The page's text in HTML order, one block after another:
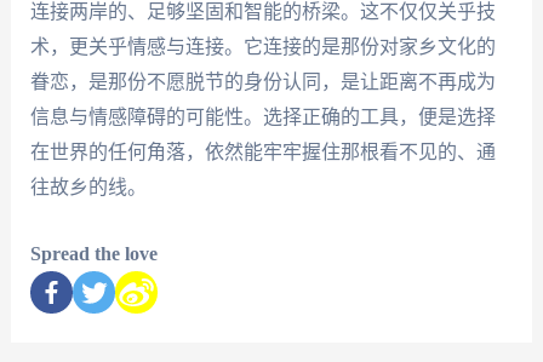
连接两岸的、足够坚固和智能的桥梁。这不仅仅关乎技
术，更关乎情感与连接。它连接的是那份对家乡文化的
眷恋，是那份不愿脱节的身份认同，是让距离不再成为
信息与情感障碍的可能性。选择正确的工具，便是选择
在世界的任何角落，依然能牢牢握住那根看不见的、通
往故乡的线。
Spread the love